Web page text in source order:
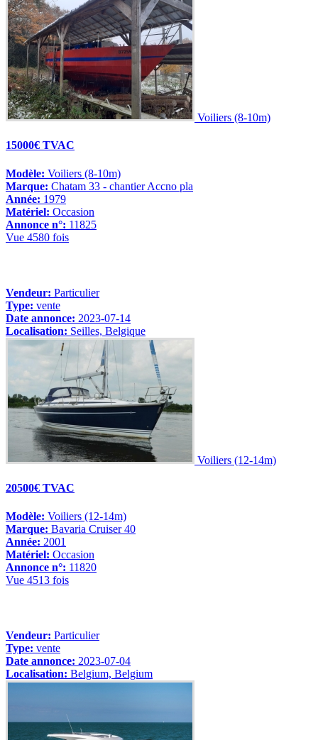
Voiliers (8-10m)
15000€ TVAC
Modèle: Voiliers (8-10m)
Marque: Chatam 33 - chantier Accno pla
Année: 1979
Matériel: Occasion
Annonce n°: 11825
Vue 4580 fois
Vendeur: Particulier
Type: vente
Date annonce: 2023-07-14
Localisation: Seilles, Belgique
Voiliers (12-14m)
20500€ TVAC
Modèle: Voiliers (12-14m)
Marque: Bavaria Cruiser 40
Année: 2001
Matériel: Occasion
Annonce n°: 11820
Vue 4513 fois
Vendeur: Particulier
Type: vente
Date annonce: 2023-07-04
Localisation: Belgium, Belgium